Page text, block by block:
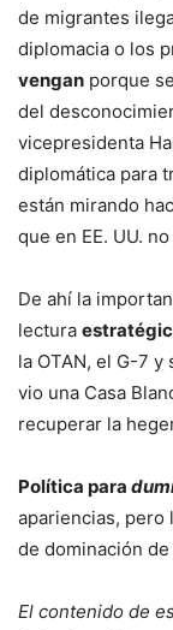
de migrantes
diplomacia o los
vengan porque
del
vicepresidenta
diplomática para
están mirando
que en EE. UU.
De ahí la
lectura
la OTAN, el G-7
vio una Casa
recuperar la
Política para
apariencias, pero
de dominación
El contenido de